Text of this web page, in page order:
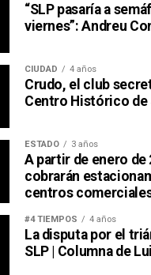
“SLP pasaría a
viernes”: Andreu
CIUDAD 4 años
Crudo, el club
Centro Histórico de
ESTADO 3 años
A partir de enero de
cobrarán
centros
#4 TIEMPOS 4 años
La disputa por el
SLP | Columna de